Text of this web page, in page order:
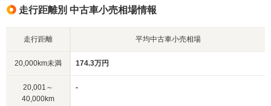
走行距離別 中古車小売相場情報
走行距離 平均中古車小売相場
20,000km未満 174.3万円
20,001～
40,000km
-